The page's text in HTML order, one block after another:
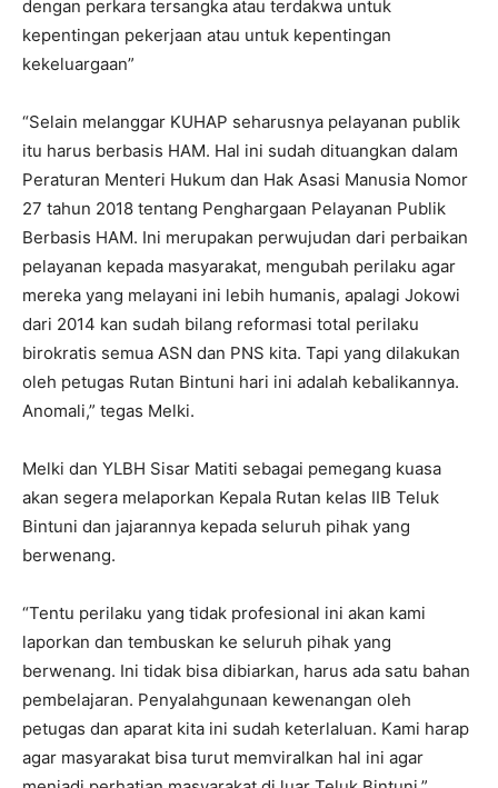
dengan perkara tersangka atau terdakwa untuk
kepentingan pekerjaan atau untuk kepentingan
kekeluargaan”
“Selain melanggar KUHAP seharusnya pelayanan publik
itu harus berbasis HAM. Hal ini sudah dituangkan dalam
Peraturan Menteri Hukum dan Hak Asasi Manusia Nomor
27 tahun 2018 tentang Penghargaan Pelayanan Publik
Berbasis HAM. Ini merupakan perwujudan dari perbaikan
pelayanan kepada masyarakat, mengubah perilaku agar
mereka yang melayani ini lebih humanis, apalagi Jokowi
dari 2014 kan sudah bilang reformasi total perilaku
birokratis semua ASN dan PNS kita. Tapi yang dilakukan
oleh petugas Rutan Bintuni hari ini adalah kebalikannya.
Anomali,” tegas Melki.
Melki dan YLBH Sisar Matiti sebagai pemegang kuasa
akan segera melaporkan Kepala Rutan kelas IIB Teluk
Bintuni dan jajarannya kepada seluruh pihak yang
berwenang.
“Tentu perilaku yang tidak profesional ini akan kami
laporkan dan tembuskan ke seluruh pihak yang
berwenang. Ini tidak bisa dibiarkan, harus ada satu bahan
pembelajaran. Penyalahgunaan kewenangan oleh
petugas dan aparat kita ini sudah keterlaluan. Kami harap
agar masyarakat bisa turut memviralkan hal ini agar